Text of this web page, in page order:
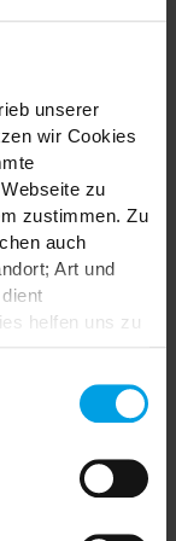
unserer
wir Cookies
zu
zustimmen. Zu
auch
Art und
helfen uns zu
ermöglichen
aufzubauen,
und Kreativität?
Stoffe und